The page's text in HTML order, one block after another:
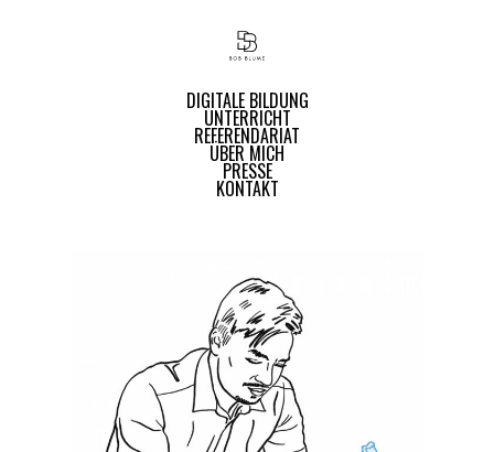
DIGITALE BILDUNG
UNTERRICHT
REFERENDARIAT
ÜBER MICH
PRESSE
KONTAKT